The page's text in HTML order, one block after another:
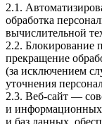
2.1.
обработка
вычислительной
2.2. Блокирование
прекращение
(за исключением
уточнения
2.3. Веб-сайт —
и
и баз данных,